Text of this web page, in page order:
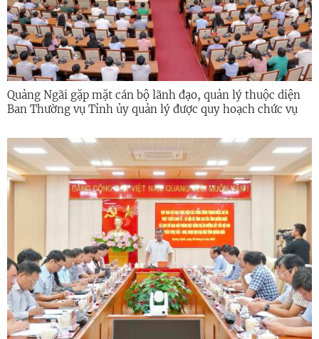
Quảng Ngãi gặp mặt cán bộ lãnh đạo, quản lý thuộc diện
Ban Thường vụ Tỉnh ủy quản lý được quy hoạch chức vụ